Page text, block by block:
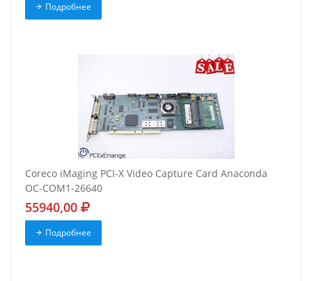
Подробнее
Coreco iMaging PCI-X Video Capture Card Anaconda
OC-COM1-26640
55940,00
Подробнее